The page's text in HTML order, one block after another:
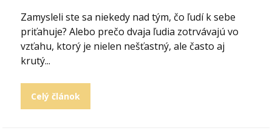
Zamysleli ste sa niekedy nad tým, čo ľudí k sebe
priťahuje? Alebo prečo dvaja ľudia zotrvávajú vo
vzťahu, ktorý je nielen nešťastný, ale často aj
krutý...
Celý článok